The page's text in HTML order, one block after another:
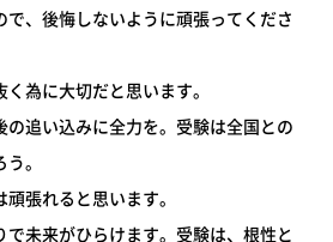
、後悔しないように頑張ってくださ
為に大切だと思います。
追い込みに全力を。受験は全国との
。
張れると思います。
未来がひらけます。受験は、根性と